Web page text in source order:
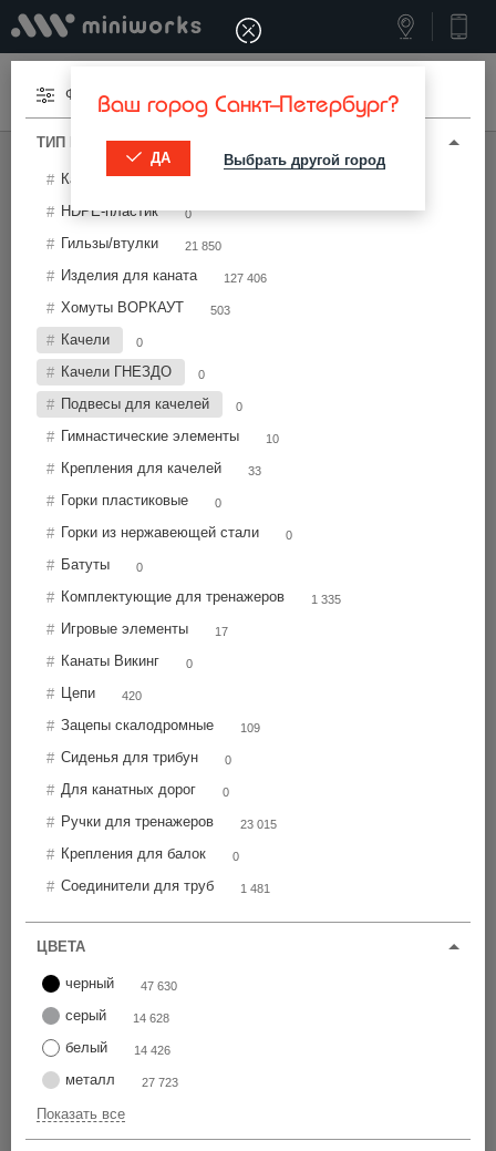
Меню Ваш город Санкт-Петербург?
ДА Выбрать другой город
МИНИВОРКС ПРО КОМПЛЕКТУЮЩИЕ ДЛЯ МАФ
Фильтры
ТИП И ПАРАМЕТРЫ
Канат комбинированный
HDPE-пластик 0
Гильзы/втулки 21 850
Изделия для каната 127 406
Хомуты ВОРКАУТ 503
Качели 0
Качели ГНЕЗДО 0
Подвесы для качелей 0
Гимнастические элементы 10
Крепления для качелей 33
Горки пластиковые 0
Горки из нержавеющей стали 0
Батуты 0
Комплектующие для тренажеров 1 335
Игровые элементы 17
Канаты Викинг 0
Цепи 420
Зацепы скалодромные 109
Сиденья для трибун 0
Для канатных дорог 0
Ручки для тренажеров 23 015
Крепления для балок 0
Соединители для труб 1 481
ЦВЕТА
черный 47 630
серый 14 628
белый 14 426
металл 27 723
Показать все
Цена по возрастанию
Ø315
КЖ76
Ø76 ВСЕ ЦЕНЫ